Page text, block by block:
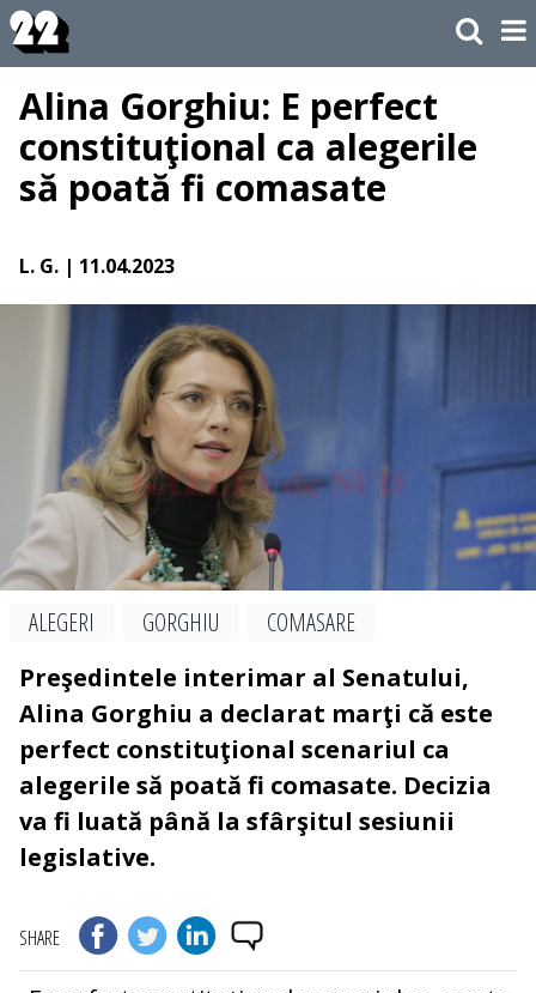
Alina Gorghiu: E perfect
constituţional ca alegerile
să poată fi comasate
L. G. | 11.04.2023
ALEGERI GORGHIU
COMASARE
Preşedintele interimar al Senatului,
Alina Gorghiu a declarat marţi că este
perfect constituţional scenariul ca
alegerile să poată fi comasate. Decizia
va fi luată până la sfârşitul sesiunii
legislative.
SHARE